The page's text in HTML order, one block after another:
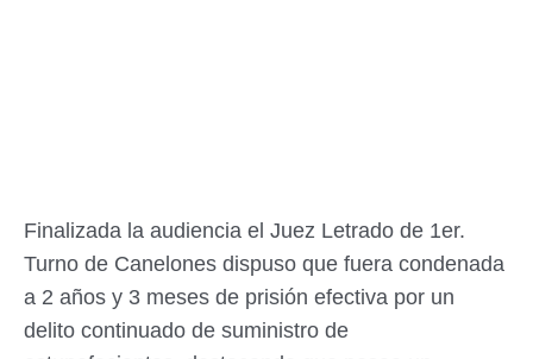
Finalizada la audiencia el Juez Letrado de 1er.
Turno de Canelones dispuso que fuera condenada
a 2 años y 3 meses de prisión efectiva por un
delito continuado de suministro de